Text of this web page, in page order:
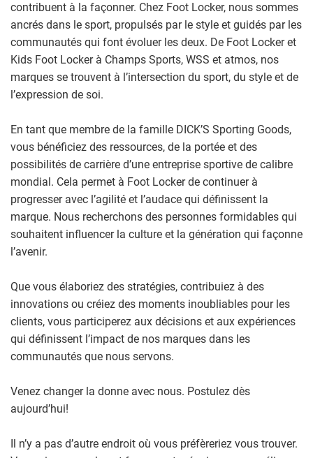
contribuent à la façonner. Chez Foot Locker, nous sommes
ancrés dans le sport, propulsés par le style et guidés par les
communautés qui font évoluer les deux. De Foot Locker et
Kids Foot Locker à Champs Sports, WSS et atmos, nos
marques se trouvent à l’intersection du sport, du style et de
l’expression de soi.
En tant que membre de la famille DICK’S Sporting Goods,
vous bénéficiez des ressources, de la portée et des
possibilités de carrière d’une entreprise sportive de calibre
mondial. Cela permet à Foot Locker de continuer à
progresser avec l’agilité et l’audace qui définissent la
marque. Nous recherchons des personnes formidables qui
souhaitent influencer la culture et la génération qui façonne
l’avenir.
Que vous élaboriez des stratégies, contribuiez à des
innovations ou créiez des moments inoubliables pour les
clients, vous participerez aux décisions et aux expériences
qui définissent l’impact de nos marques dans les
communautés que nous servons.
Venez changer la donne avec nous. Postulez dès
aujourd’hui!
Il n’y a pas d’autre endroit où vous préfèreriez vous trouver.